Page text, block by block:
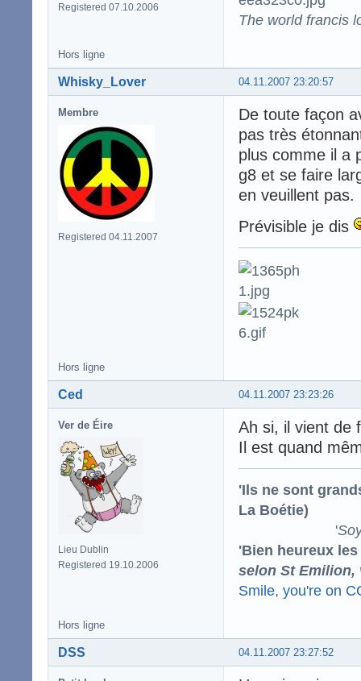
Registered 07.10.2006
The world francis
Hors ligne
04.11.2007 23:20:57
Whisky_Lover
Membre
Registered 04.11.2007
De toute façon
pas très
plus comme il a
g8 et se faire
en veuillent pas.
Prévisible je dis
Hors ligne
04.11.2007 23:23:26
Ced
Ver de Éire
Lieu Dublin
Registered 19.10.2006
Ah si, il vient de
Il est quand
'Ils ne sont
La Boétie)
'
'Bien heureux
selon St Emilion,
Smile, you're on
Hors ligne
04.11.2007 23:27:52
DSS